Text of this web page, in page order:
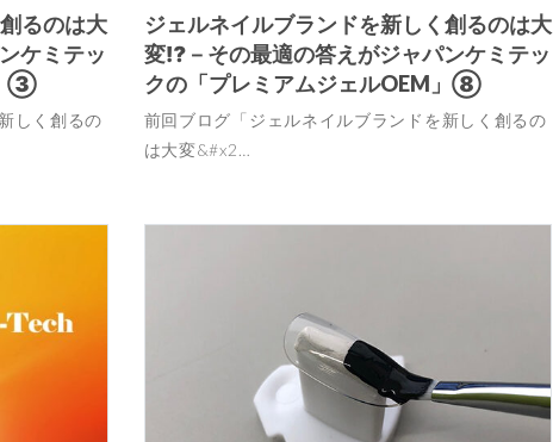
るのは大
ケミテッ
③
しく創るの
ジェルネイルブランドを新しく創るのは大
変⁉－その最適の答えがジャパンケミテッ
クの「プレミアムジェルOEM」⑧
前回ブログ「ジェルネイルブランドを新しく創るの
は大変&#x2…